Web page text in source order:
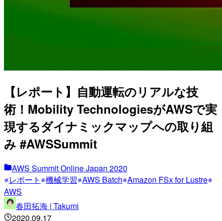
【レポート】自動運転のリアルな技
術！Mobility TechnologiesがAWSで実
現するダイナミックマップへの取り組
み #AWSSummit
AWS Summit Online Japan 2020
レポート
機械学習 AWS Batch Amazon FSx for Lustre
AWS
春田拓海 | Takumi
2020.09.17